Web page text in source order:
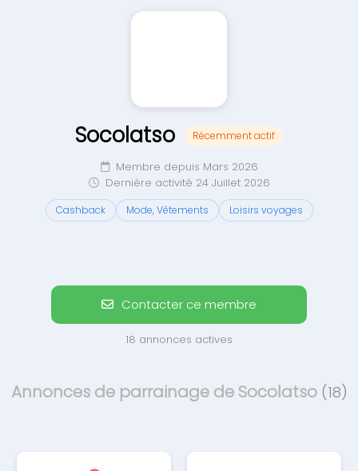
Socolatso Récemment actif
Membre depuis Mars 2026
Dernière activité 24 Juillet 2026
Cashback Mode, Vêtements Loisirs voyages
Contacter ce membre
18 annonces actives
Annonces de parrainage de Socolatso (18)